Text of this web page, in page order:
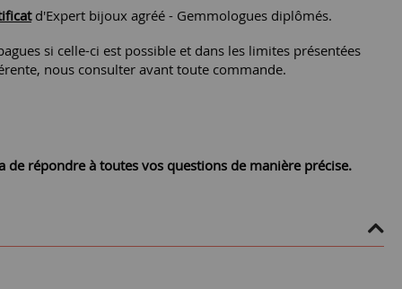
d'Expert bijoux agréé - Gemmologues diplômés.
si celle-ci est possible et dans les limites présentées
nous consulter avant toute commande.
répondre à toutes vos questions de manière précise.